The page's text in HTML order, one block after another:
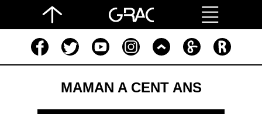
MAMAN A CENT ANS